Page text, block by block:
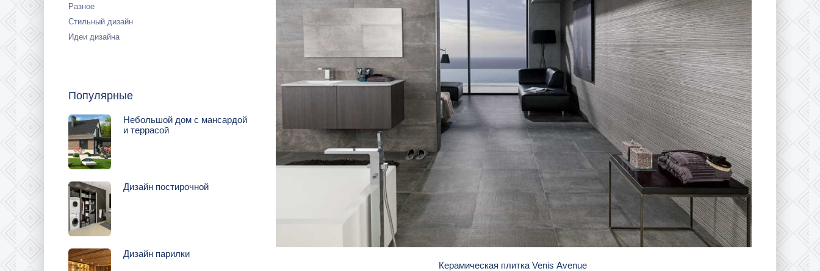
Разное
Стильный дизайн
Идеи дизайна
Популярные
Небольшой дом с мансардой
и террасой
Дизайн постирочной
Дизайн парилки
Керамическая плитка Venis Avenue